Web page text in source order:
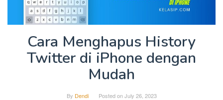
Cara Menghapus History
Twitter di iPhone dengan
Mudah
By Dendi Posted onJuly 26, 2023